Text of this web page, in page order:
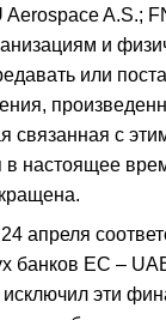
Aerospace A.S.;
и
или
связанная с
в настоящее
апреля
банков ЕС –
исключил эти